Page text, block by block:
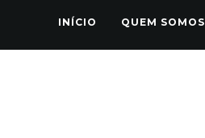
INÍCIO QUEM SOMOS